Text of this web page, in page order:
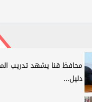
محافظ قنا يشهد تدريب
دليل...